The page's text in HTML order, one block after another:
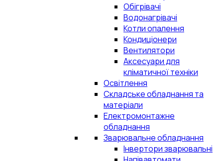
Обігрівачі
Водонагрівачі
Котли опалення
Кондиціонери
Вентилятори
Аксесуари для
кліматичної техніки
Освітлення
Складське обладнання та
матеріали
Електромонтажне
обладнання
Зварювальне обладнання
Інвертори зварювальні